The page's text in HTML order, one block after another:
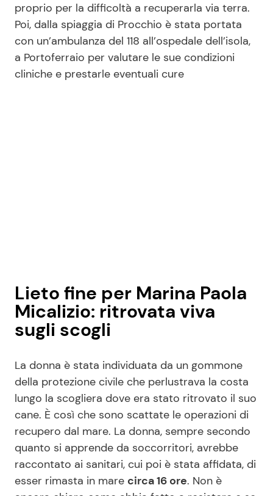
proprio per la difficoltà a recuperarla via terra.
Poi, dalla spiaggia di Procchio è stata portata
con un’ambulanza del 118 all’ospedale dell’isola,
a Portoferraio per valutare le sue condizioni
cliniche e prestarle eventuali cure
Lieto fine per Marina Paola
Micalizio: ritrovata viva
sugli scogli
La donna è stata individuata da un gommone
della protezione civile che perlustrava la costa
lungo la scogliera dove era stato ritrovato il suo
cane. È così che sono scattate le operazioni di
recupero dal mare. La donna, sempre secondo
quanto si apprende da soccorritori, avrebbe
raccontato ai sanitari, cui poi è stata affidata, di
esser rimasta in mare circa 16 ore. Non è